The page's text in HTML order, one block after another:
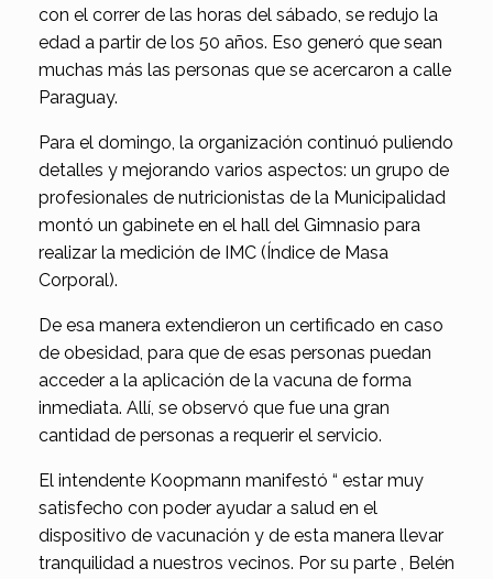
con el correr de las horas del sábado, se redujo la
edad a partir de los 50 años. Eso generó que sean
muchas más las personas que se acercaron a calle
Paraguay.
Para el domingo, la organización continuó puliendo
detalles y mejorando varios aspectos: un grupo de
profesionales de nutricionistas de la Municipalidad
montó un gabinete en el hall del Gimnasio para
realizar la medición de IMC (Índice de Masa
Corporal).
De esa manera extendieron un certificado en caso
de obesidad, para que de esas personas puedan
acceder a la aplicación de la vacuna de forma
inmediata. Allí, se observó que fue una gran
cantidad de personas a requerir el servicio.
El intendente Koopmann manifestó “ estar muy
satisfecho con poder ayudar a salud en el
dispositivo de vacunación y de esta manera llevar
tranquilidad a nuestros vecinos. Por su parte , Belén